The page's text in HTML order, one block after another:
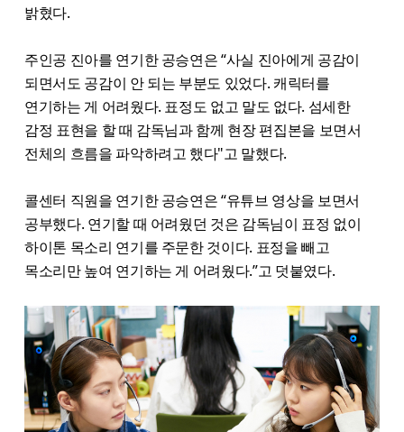
밝혔다.
주인공 진아를 연기한 공승연은 “사실 진아에게 공감이
되면서도 공감이 안 되는 부분도 있었다. 캐릭터를
연기하는 게 어려웠다. 표정도 없고 말도 없다. 섬세한
감정 표현을 할 때 감독님과 함께 현장 편집본을 보면서
전체의 흐름을 파악하려고 했다"고 말했다.
콜센터 직원을 연기한 공승연은 “유튜브 영상을 보면서
공부했다. 연기할 때 어려웠던 것은 감독님이 표정 없이
하이톤 목소리 연기를 주문한 것이다. 표정을 빼고
목소리만 높여 연기하는 게 어려웠다.”고 덧붙였다.